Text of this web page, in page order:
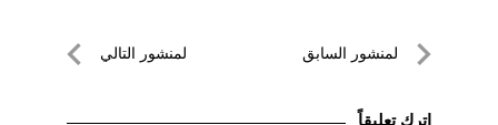
تصفّحلمنشور السابق
السابق
لمنشور التالي
اترك تعليقاً